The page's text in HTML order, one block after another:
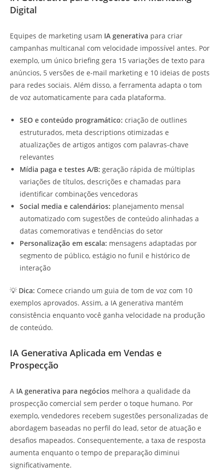
Digital
Equipes de marketing usam IA generativa para criar
campanhas multicanal com velocidade impossível antes. Por
exemplo, um único briefing gera 15 variações de texto para
anúncios, 5 versões de e-mail marketing e 10 ideias de posts
para redes sociais. Além disso, a ferramenta adapta o tom
de voz automaticamente para cada plataforma.
SEO e conteúdo programático: criação de outlines
estruturados, meta descriptions otimizadas e
atualizações de artigos antigos com palavras-chave
relevantes
Mídia paga e testes A/B: geração rápida de múltiplas
variações de títulos, descrições e chamadas para
identificar combinações vencedoras
Social media e calendários: planejamento mensal
automatizado com sugestões de conteúdo alinhadas a
datas comemorativas e tendências do setor
Personalização em escala: mensagens adaptadas por
segmento de público, estágio no funil e histórico de
interação
💡 Dica: Comece criando um guia de tom de voz com 10
exemplos aprovados. Assim, a IA generativa mantém
consistência enquanto você ganha velocidade na produção
de conteúdo.
IA Generativa Aplicada em Vendas e
Prospecção
A IA generativa para negócios melhora a qualidade da
prospecção comercial sem perder o toque humano. Por
exemplo, vendedores recebem sugestões personalizadas de
abordagem baseadas no perfil do lead, setor de atuação e
desafios mapeados. Consequentemente, a taxa de resposta
aumenta enquanto o tempo de preparação diminui
significativamente.